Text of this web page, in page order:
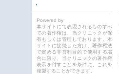
Powered by
本サイトにて表現されるものすべ
ての著作権は、当クリニックが保
有もしくは管理しております。本
サイトに接続した方は、著作権法
で定める非営利目的で使用する場
合に限り、当クリニックの著作権
表示を付すことを条件に、これを
複製することができます。